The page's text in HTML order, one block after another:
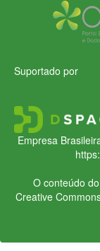
Suportado por
Empresa
O conteúdo
Creative